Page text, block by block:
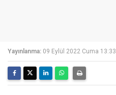
Yayınlanma: 09 Eylül 2022 Cuma 13:33